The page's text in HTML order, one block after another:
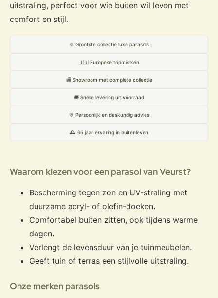
uitstraling, perfect voor wie buiten wil leven met
comfort en stijl.
🌞 Grootste collectie luxe parasols
🇮🇹 Europese topmerken
🏬 Showroom met complete collectie
🚚 Snelle levering uit voorraad
💬 Persoonlijk en deskundig advies
🕰️ 65 jaar ervaring in buitenleven
Waarom kiezen voor een parasol van Veurst?
Bescherming tegen zon en UV-straling met
duurzame acryl- of olefin-doeken.
Comfortabel buiten zitten, ook tijdens warme
dagen.
Verlengt de levensduur van je tuinmeubelen.
Geeft tuin of terras een stijlvolle uitstraling.
Onze merken parasols